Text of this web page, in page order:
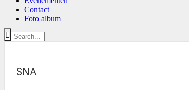
Contact
Foto album
SNA